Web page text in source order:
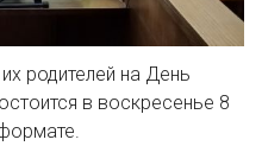
родителей на День
в воскресенье 8